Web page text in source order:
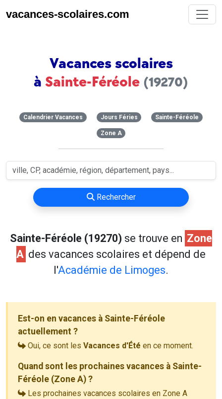
vacances-scolaires.com
Vacances scolaires
à Sainte-Féréole (19270)
Calendrier Vacances Jours Féries Sainte-Féréole
Zone A
Rechercher
Sainte-Féréole (19270) se trouve en Zone
A des vacances scolaires et dépend de
l'Académie de Limoges.
Est-on en vacances à Sainte-Féréole
actuellement ?
Oui, ce sont les Vacances d'Été en ce moment.
Quand sont les prochaines vacances à Sainte-
Féréole (Zone A) ?
Les prochaines vacances scolaires en Zone A